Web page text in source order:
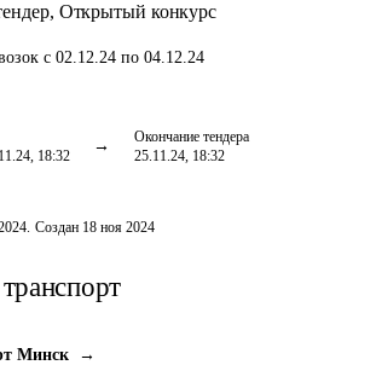
, Открытый конкурс
с 02.12.24 по 04.12.24
18:32
Окончание тендера
25.11.24, 18:32
. Создан 18 ноя 2024
Минск →